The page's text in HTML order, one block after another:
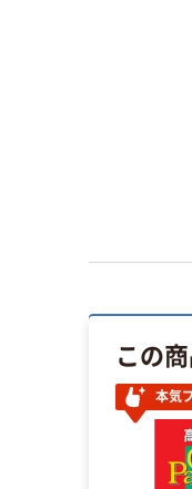
この
本気